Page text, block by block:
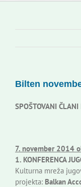
Novice
Kontakti
Založništvo
Bilten
SPOŠTOVANI
7. november 2014
1. KONFERENCA
Kulturna mreža
projekta: Balkan